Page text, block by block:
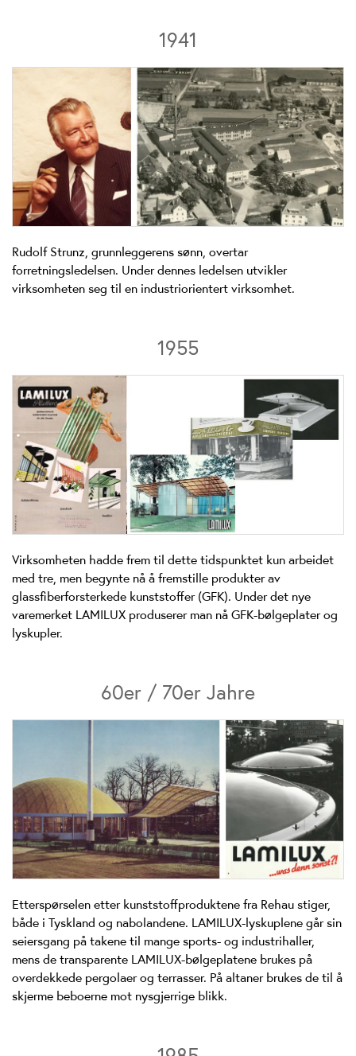
1941
Rudolf Strunz, grunnleggerens sønn, overtar
forretningsledelsen. Under dennes ledelsen utvikler
virksomheten seg til en industriorientert virksomhet.
1955
Virksomheten hadde frem til dette tidspunktet kun arbeidet
med tre, men begynte nå å fremstille produkter av
glassfiberforsterkede kunststoffer (GFK). Under det nye
varemerket LAMILUX produserer man nå GFK-bølgeplater og
lyskupler.
60er / 70er Jahre
Etterspørselen etter kunststoffproduktene fra Rehau stiger,
både i Tyskland og nabolandene. LAMILUX-lyskuplene går sin
seiersgang på takene til mange sports- og industrihaller,
mens de transparente LAMILUX-bølgeplatene brukes på
overdekkede pergolaer og terrasser. På altaner brukes de til å
skjerme beboerne mot nysgjerrige blikk.